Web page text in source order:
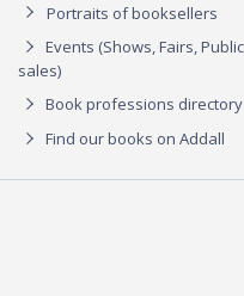
Portraits of booksellers
Events (Shows, Fairs, Public
sales)
Book professions directory
Find our books on Addall